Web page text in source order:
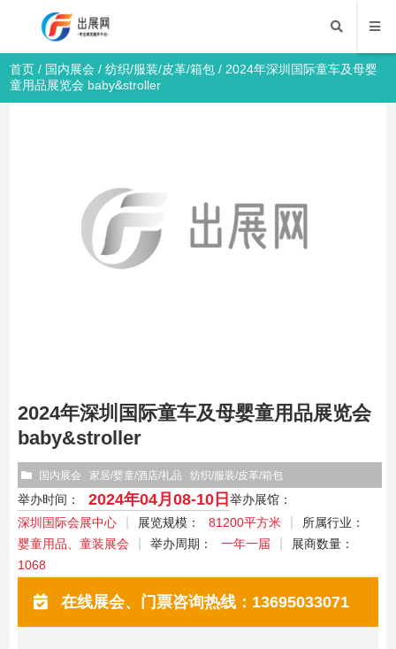
首页 / 国内展会 /纺织/服装/皮革/箱包 / 2024年深圳国际童车及母婴
童用品展览会 baby&stroller
2024年深圳国际童车及母婴童用品展览会
baby&stroller
国内展会 家居/婴童/酒店/礼品 纺织/服装/皮革/箱包
举办时间： 2024年04月08-10日 举办展馆：
深圳国际会展中心
展览规模： 81200平方米
所属行业：
婴童用品、童装展会
举办周期： 一年一届
展商数量：
1068
在线展会、门票咨询热线：13695033071